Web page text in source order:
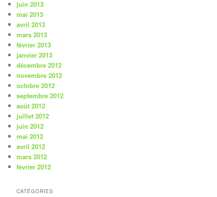
juin 2013
mai 2013
avril 2013
mars 2013
février 2013
janvier 2013
décembre 2012
novembre 2012
octobre 2012
septembre 2012
août 2012
juillet 2012
juin 2012
mai 2012
avril 2012
mars 2012
février 2012
CATÉGORIES